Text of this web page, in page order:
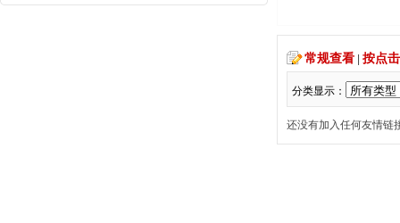
常规查看 按点
分类显示：
还没有加入任何友情链